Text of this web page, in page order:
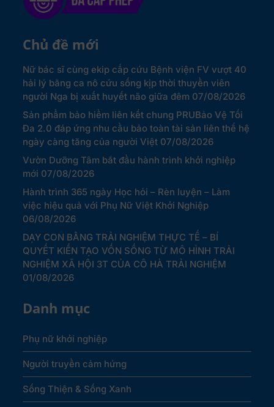
Chủ đề mới
Nữ bác sĩ cùng ekip cấp cứu Bệnh viện FV vượt 40
hải lý bằng ca nô cứu sống kịp thời thuyền viên
người Nga bị xuất huyết não giữa đêm 07/08/2026
Sản phẩm bảo hiểm liên kết chung PRUBảo Vệ Tối
Đa 2.0 đáp ứng nhu cầu bảo toàn tài sản liên thế hệ
ngày càng tăng của người Việt 07/08/2026
Vườn Dưỡng Tâm bắt đầu hành trình khởi nghiệp
mới 07/08/2026
Hành trình 365 ngày Học hỏi – Rèn luyện – Làm
việc hiệu quả với Phụ Nữ Việt Khởi Nghiệp
06/08/2026
DẠY CON BẰNG TRẢI NGHIỆM THỰC TẾ – BÍ
QUYẾT KIẾN TẠO VỐN SỐNG TỪ MÔ HÌNH TRẢI
NGHIỆM XÃ HỘI 3T CỦA CÔ HÀ TRẢI NGHIỆM
01/08/2026
Danh mục
Phụ nữ khởi nghiệp
Người truyền cảm hứng
Sống Thiện & Sống Xanh